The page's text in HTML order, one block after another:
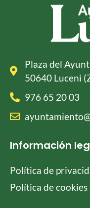
Plaza del
50640 Luceni
976 65 20 03
Información
Política de
Política de cookies